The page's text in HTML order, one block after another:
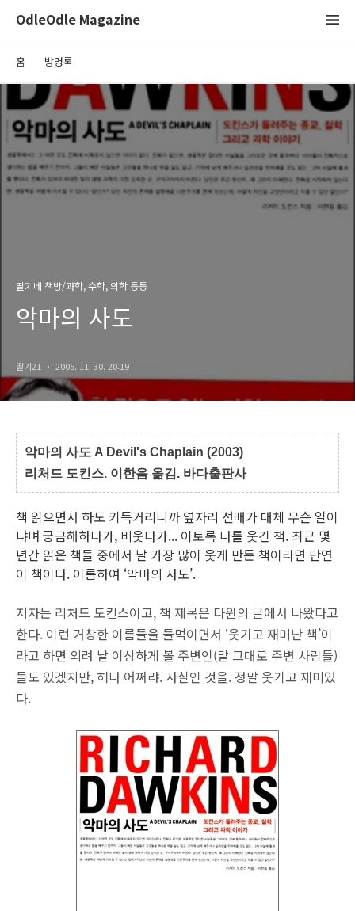
OdleOdle Magazine
홈 방명록
딸기네 책방/과학, 수학, 의학 등등
악마의 사도
딸기21 2005. 11. 30. 20:19
악마의 사도 A Devil's Chaplain (2003)
리처드 도킨스. 이한음 옮김. 바다출판사
책 읽으면서 하도 키득거리니까 옆자리 선배가 대체 무슨 일이
냐며 궁금해하다가, 비웃다가... 이토록 나를 웃긴 책. 최근 몇
년간 읽은 책들 중에서 날 가장 많이 웃게 만든 책이라면 단연
이 책이다. 이름하여 ‘악마의 사도’.
저자는 리처드 도킨스이고, 책 제목은 다윈의 글에서 나왔다고
한다. 이런 거창한 이름들을 들먹이면서 ‘웃기고 재미난 책’이
라고 하면 외려 날 이상하게 볼 주변인(말 그대로 주변 사람들)
들도 있겠지만, 허나 어쩌랴. 사실인 것을. 정말 웃기고 재미있
다.